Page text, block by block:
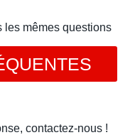
les mêmes questions
contactez-nous !